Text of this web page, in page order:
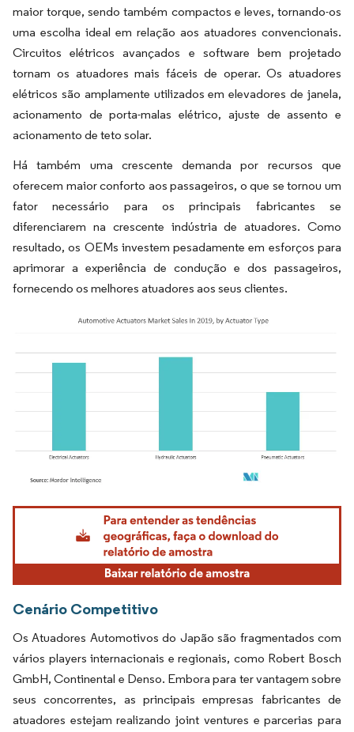
maior torque, sendo também compactos e leves, tornando-os
uma escolha ideal em relação aos atuadores convencionais.
Circuitos elétricos avançados e software bem projetado
tornam os atuadores mais fáceis de operar. Os atuadores
elétricos são amplamente utilizados em elevadores de janela,
acionamento de porta-malas elétrico, ajuste de assento e
acionamento de teto solar.
Há também uma crescente demanda por recursos que
oferecem maior conforto aos passageiros, o que se tornou um
fator necessário para os principais fabricantes se
diferenciarem na crescente indústria de atuadores. Como
resultado, os OEMs investem pesadamente em esforços para
aprimorar a experiência de condução e dos passageiros,
fornecendo os melhores atuadores aos seus clientes.
Imagem © Mordor Intelligence. O reuso requer atribuição conforme CC BY 4.0.
Cenário Competitivo
Os Atuadores Automotivos do Japão são fragmentados com
vários players internacionais e regionais, como Robert Bosch
GmbH, Continental e Denso. Embora para ter vantagem sobre
seus concorrentes, as principais empresas fabricantes de
atuadores estejam realizando joint ventures e parcerias para